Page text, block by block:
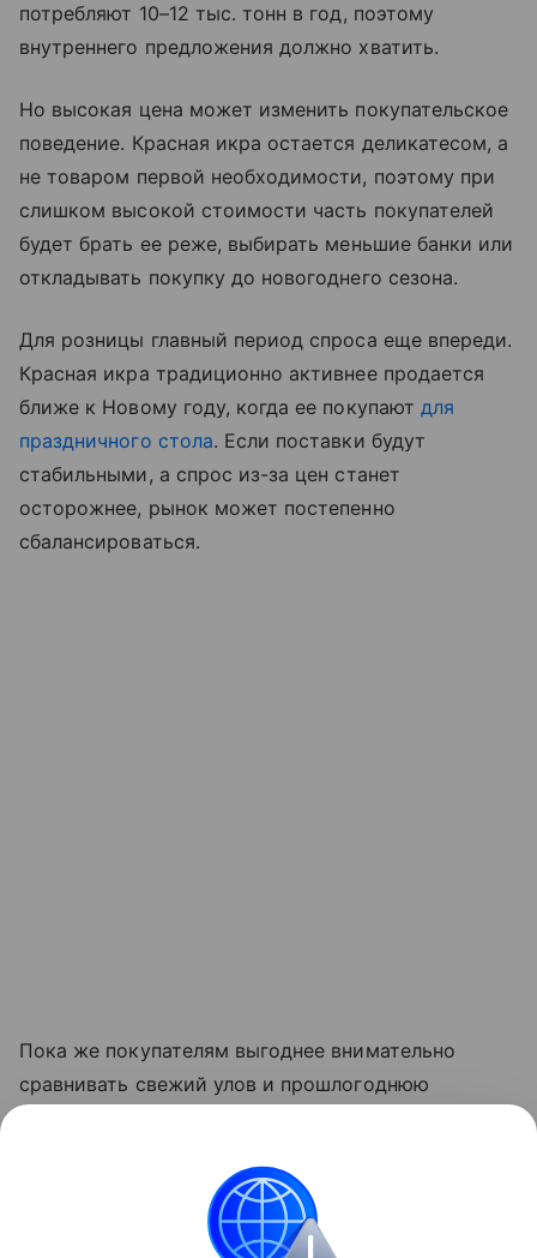
потребляют 10–12 тыс. тонн в год, поэтому
внутреннего предложения должно хватить.
Но высокая цена может изменить покупательское
поведение. Красная икра остается деликатесом, а
не товаром первой необходимости, поэтому при
слишком высокой стоимости часть покупателей
будет брать ее реже, выбирать меньшие банки или
откладывать покупку до новогоднего сезона.
Для розницы главный период спроса еще впереди.
Красная икра традиционно активнее продается
ближе к Новому году, когда ее покупают для
праздничного стола. Если поставки будут
стабильными, а спрос из-за цен станет
осторожнее, рынок может постепенно
сбалансироваться.
Пока же покупателям выгоднее внимательно
сравнивать свежий улов и прошлогоднюю
новый улов стоит заметно дороже остатков